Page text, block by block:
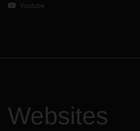
Youtube
Websites